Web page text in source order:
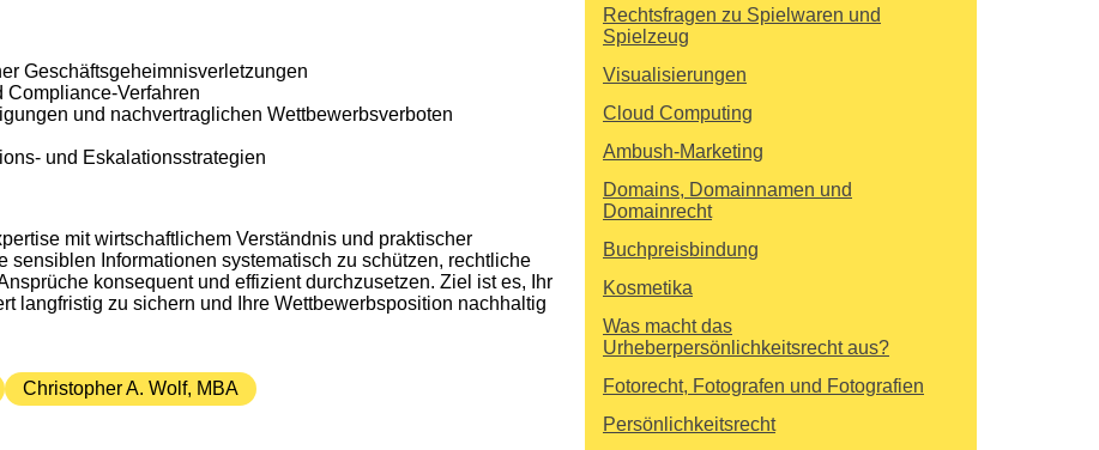
Geschäftsgeheimnisverletzungen
Compliance-Verfahren
und nachvertraglichen Wettbewerbsverboten
und Eskalationsstrategien
mit wirtschaftlichem Verständnis und praktischer
sensiblen Informationen systematisch zu schützen, rechtliche
konsequent und effizient durchzusetzen. Ziel ist es, Ihr
langfristig zu sichern und Ihre Wettbewerbsposition nachhaltig
Christopher A. Wolf, MBA
Rechtsfragen zu Spielwaren und
Spielzeug
Visualisierungen
Cloud Computing
Ambush-Marketing
Domains, Domainnamen und
Domainrecht
Buchpreisbindung
Kosmetika
Was macht das
Urheberpersönlichkeitsrecht aus?
Fotorecht, Fotografen und Fotografien
Persönlichkeitsrecht